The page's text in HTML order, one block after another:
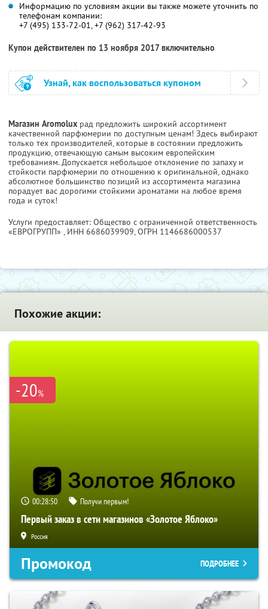
Информацию по условиям акции вы также можете уточнить по
телефонам компании:
+7 (495) 133-72-01, +7 (962) 317-42-93
Купон действителен по 13 ноября 2017 включительно
Узнай, как воспользоваться купоном
Магазин Aromolux рад предложить широкий ассортимент
качественной парфюмерии по доступным ценам! Здесь выбирают
только тех производителей, которые в состоянии предложить
продукцию, отвечающую самым высоким европейским
требованиям. Допускается небольшое отклонение по запаху и
стойкости парфюмерии по отношению к оригинальной, однако
абсолютное большинство позиций из ассортимента магазина
порадует вас дорогими стойкими ароматами на любое время
года и суток!
Услуги предоставляет: Общество с ограниченной ответственность
«ЕВРОГРУПП» , ИНН 6686039909, ОГРН 1146686000537
Похожие акции:
-20%
00:28:50 Получи первым!
Первый заказ в сети магазинов «Золотое Яблоко»
Россия
Промокод ПОДРОБНЕЕ